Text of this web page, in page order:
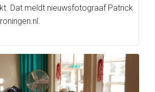
Dat meldt nieuwsfotograaf Patrick